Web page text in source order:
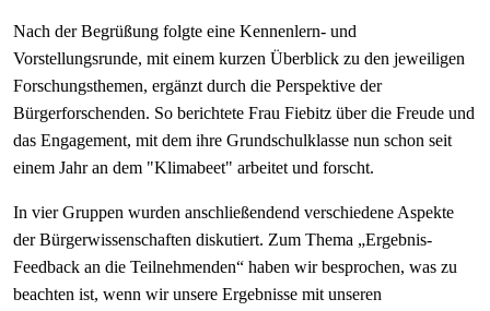
Nach der Begrüßung folgte eine Kennenlern- und
Vorstellungsrunde, mit einem kurzen Überblick zu den jeweiligen
Forschungsthemen, ergänzt durch die Perspektive der
Bürgerforschenden. So berichtete Frau Fiebitz über die Freude und
das Engagement, mit dem ihre Grundschulklasse nun schon seit
einem Jahr an dem "Klimabeet" arbeitet und forscht.
In vier Gruppen wurden anschließendend verschiedene Aspekte
der Bürgerwissenschaften diskutiert. Zum Thema „Ergebnis-
Feedback an die Teilnehmenden“ haben wir besprochen, was zu
beachten ist, wenn wir unsere Ergebnisse mit unseren